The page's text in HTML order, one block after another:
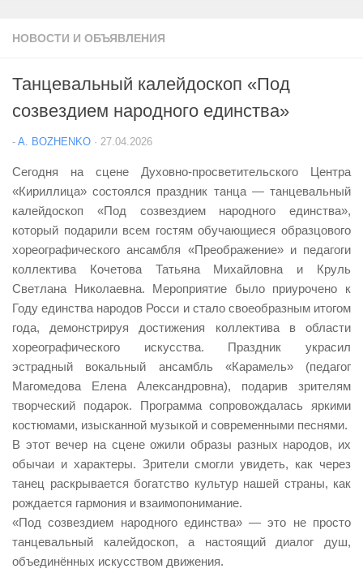
НОВОСТИ И ОБЪЯВЛЕНИЯ
Танцевальный калейдоскоп «Под
созвездием народного единства»
- A. BOZHENKO · 27.04.2026
Сегодня на сцене Духовно-просветительского Центра
«Кириллица» состоялся праздник танца — танцевальный
калейдоскоп «Под созвездием народного единства»,
который подарили всем гостям обучающиеся образцового
хореографического ансамбля «Преображение» и педагоги
коллектива Кочетова Татьяна Михайловна и Круль
Светлана Николаевна. Мероприятие было приурочено к
Году единства народов Росси и стало своеобразным итогом
года, демонстрируя достижения коллектива в области
хореографического искусства. Праздник украсил
эстрадный вокальный ансамбль «Карамель» (педагог
Магомедова Елена Александровна), подарив зрителям
творческий подарок. Программа сопровождалась яркими
костюмами, изысканной музыкой и современными песнями.
В этот вечер на сцене ожили образы разных народов, их
обычаи и характеры. Зрители смогли увидеть, как через
танец раскрывается богатство культур нашей страны, как
рождается гармония и взаимопонимание.
«Под созвездием народного единства» — это не просто
танцевальный калейдоскоп, а настоящий диалог душ,
объединённых искусством движения.